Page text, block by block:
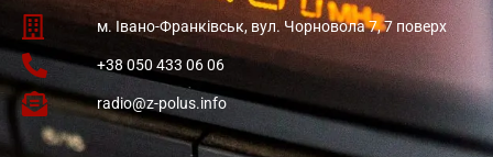
м. Івано-Франківськ, вул. Чорновола 7, 7 поверх
+38 050 433 06 06
radio@z-polus.info